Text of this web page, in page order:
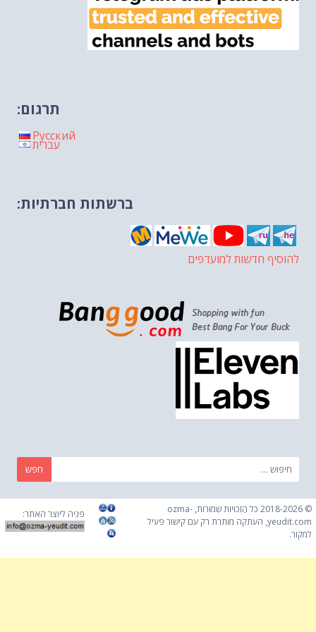
תרגום:
Русский
עברית
ברשתות חברתיות:
להוסיף חדשות למועדפים
חפש:
© 2018-2026 כֹּל הַזְכוּיוֹת שְׁמוּרוֹת, ozma-
yeudit.com, העתקה מותרת רק עם קישור פעיל
למקור.
פניה ליוצר האתר: